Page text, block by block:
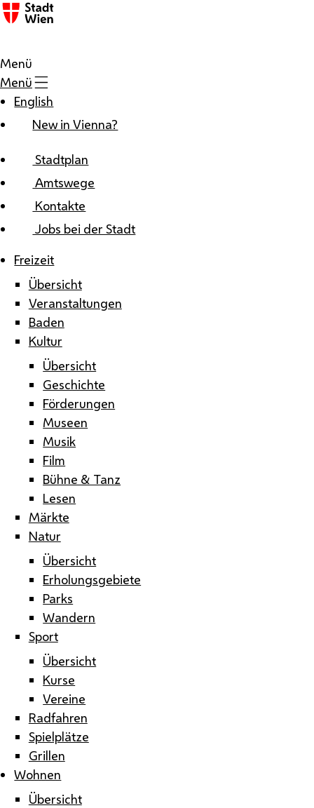
Zum Inhalt
Menü
Menü
English
New in Vienna?
Stadtplan
Amtswege
Kontakte
Jobs bei der Stadt
Freizeit
Übersicht
Veranstaltungen
Baden
Kultur
Übersicht
Geschichte
Förderungen
Museen
Musik
Film
Bühne & Tanz
Lesen
Märkte
Natur
Übersicht
Erholungsgebiete
Parks
Wandern
Sport
Übersicht
Kurse
Vereine
Radfahren
Spielplätze
Grillen
Wohnen
Übersicht